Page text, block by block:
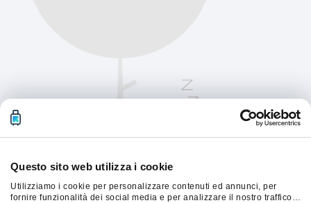
Questo sito web utilizza i cookie
Utilizziamo i cookie per personalizzare contenuti ed annunci, per
fornire funzionalità dei social media e per analizzare il nostro traffico.